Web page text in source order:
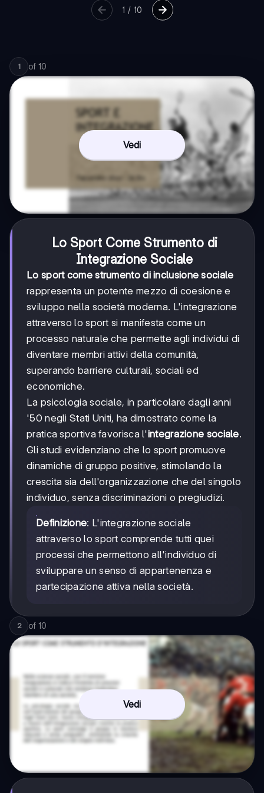
1 / 10
1 of 10
Vedi
Lo Sport Come Strumento di
Integrazione Sociale
Lo sport come strumento di inclusione sociale
rappresenta un potente mezzo di coesione e
sviluppo nella società moderna. L'integrazione
attraverso lo sport si manifesta come un
processo naturale che permette agli individui di
diventare membri attivi della comunità,
superando barriere culturali, sociali ed
economiche.
La psicologia sociale, in particolare dagli anni
'50 negli Stati Uniti, ha dimostrato come la
pratica sportiva favorisca l'integrazione sociale.
Gli studi evidenziano che lo sport promuove
dinamiche di gruppo positive, stimolando la
crescita sia dell'organizzazione che del singolo
individuo, senza discriminazioni o pregiudizi.
Definizione: L'integrazione sociale
attraverso lo sport comprende tutti quei
processi che permettono all'individuo di
sviluppare un senso di appartenenza e
partecipazione attiva nella società.
2 of 10
Vedi